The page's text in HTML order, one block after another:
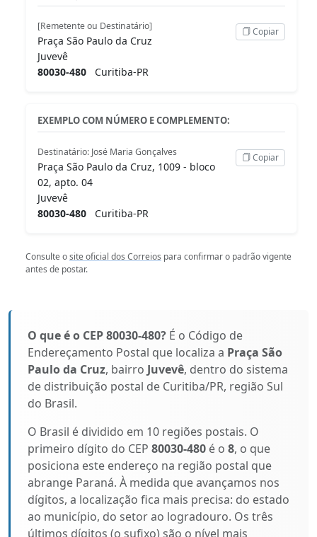
[Remetente ou Destinatário]
Praça São Paulo da Cruz
Juvevê
80030-480 Curitiba-PR
Copiar
EXEMPLO COM NÚMERO E COMPLEMENTO:
Destinatário: José Maria Gonçalves
Praça São Paulo da Cruz, 1009 - bloco
02, apto. 04
Juvevê
80030-480 Curitiba-PR
Copiar
Consulte osite oficial dos Correios para confirmar o padrão vigente
antes de postar.
O que é o CEP 80030-480? É o Código de
Endereçamento Postal que localiza a Praça São
Paulo da Cruz, bairro Juvevê, dentro do sistema
de distribuição postal de Curitiba/PR, região Sul
do Brasil.
O Brasil é dividido em 10 regiões postais. O
primeiro dígito do CEP 80030-480 é o 8, o que
posiciona este endereço na região postal que
abrange Paraná. À medida que avançamos nos
dígitos, a localização fica mais precisa: do estado
ao município, do setor ao logradouro. Os três
últimos dígitos (o sufixo) são o nível mais